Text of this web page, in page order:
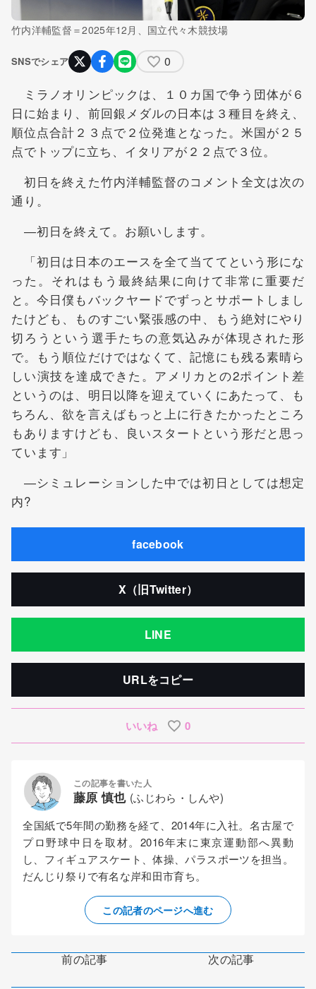
竹内洋輔監督＝2025年12月、国立代々木競技場
SNSでシェア 0
ミラノオリンピックは、１０カ国で争う団体が６
日に始まり、前回銀メダルの日本は３種目を終え、
順位点合計２３点で２位発進となった。米国が２５
点でトップに立ち、イタリアが２２点で３位。
初日を終えた竹内洋輔監督のコメント全文は次の
通り。
―初日を終えて。お願いします。
「初日は日本のエースを全て当ててという形にな
った。それはもう最終結果に向けて非常に重要だ
と。今日僕もバックヤードでずっとサポートしまし
たけども、ものすごい緊張感の中、もう絶対にやり
切ろうという選手たちの意気込みが体現された形
で。もう順位だけではなくて、記憶にも残る素晴ら
しい演技を達成できた。アメリカとの2ポイント差
というのは、明日以降を迎えていくにあたって、も
ちろん、欲を言えばもっと上に行きたかったところ
もありますけども、良いスタートという形だと思っ
ています」
―シミュレーションした中では初日としては想定
内?
facebook
X（旧Twitter）
LINE
URLをコピー
いいね 0
この記事を書いた人
藤原 慎也 (ふじわら・しんや)
全国紙で5年間の勤務を経て、2014年に入社。名古屋で
プロ野球中日を取材。2016年末に東京運動部へ異動
し、フィギュアスケート、体操、パラスポーツを担当。
だんじり祭りで有名な岸和田市育ち。
この記者のページへ進む
前の記事 次の記事